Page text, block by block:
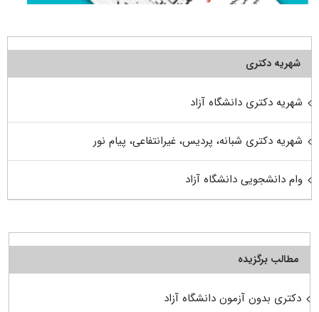
شهریه دکتری
شهریه دکتری دانشگاه آزاد
شهریه دکتری شبانه، پردیس، غیرانتفاعی، پیام نور
وام دانشجویی دانشگاه آزاد
مطالب برگزیده
دکتری بدون آزمون دانشگاه آزاد